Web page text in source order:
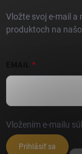
Vložte svoj e-mail a
produktoch na
Vložením e-mailu
Prihlásiť sa